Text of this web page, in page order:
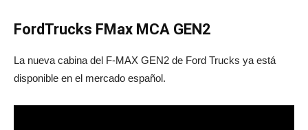
FordTrucks FMax MCA GEN2
La nueva cabina del F-MAX GEN2 de Ford Trucks ya está
disponible en el mercado español.